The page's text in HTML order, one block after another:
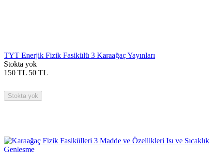
TYT Enerjik Fizik Fasikülü 3 Karaağaç Yayınları
Stokta yok
150 TL 50 TL
Stokta yok